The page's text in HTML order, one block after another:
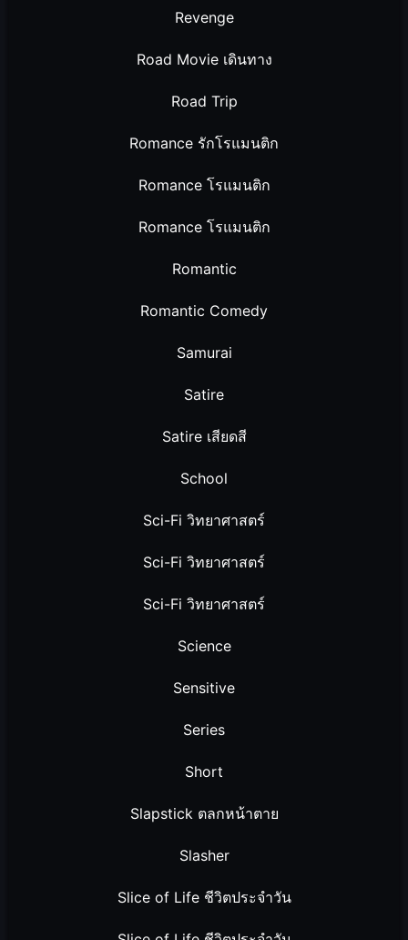
Revenge
Road Movie เดินทาง
Road Trip
Romance รักโรแมนติก
Romance โรแมนติก
Romance โรแมนติก
Romantic
Romantic Comedy
Samurai
Satire
Satire เสียดสี
School
Sci-Fi วิทยาศาสตร์
Sci-Fi วิทยาศาสตร์
Sci-Fi วิทยาศาสตร์
Science
Sensitive
Series
Short
Slapstick ตลกหน้าตาย
Slasher
Slice of Life ชีวิตประจำวัน